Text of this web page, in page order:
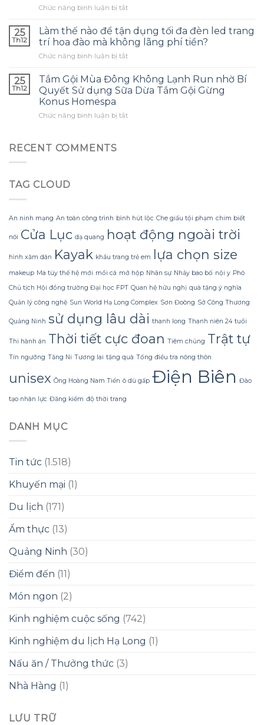
phù
và
tránh
những
sai
thường
gặp?
tràm
con
đây
là
tôi
ước
sớm
Chức năng bình luận bị tắtở
thế
nào
để
tạo
một
bông
lồ
hình
25
Th12
Làm thế nào để tận dụng tối đa đèn led trang
trí hoa đào mà không lãng phí tiền?
Chức năng bình luận bị tắtở
thế
nào
để
dụng
không
phí
25
Th12
Tắm Gội Mùa Đông Không Lạnh Run nhờ Bí
Quyết Sử dụng Sữa Dừa Tắm Gội Gừng
Konus Homespa
Chức năng bình luận bị tắtở
Quyết
dụng
Dừa
Gội
Gừng
Homespa
RECENT COMMENTS
TAG CLOUD
An ninh mạng An toàn công trình bình hút lộc Che giấu tội phạm chim biết
nói Cửa Lục dạ quang hoạt động ngoài trời
hình xăm dán Kayak khẩu trang trẻ em lựa chọn size
makeup Ma túy thế hệ mới mồi cá mở hộp Nhân sự Nhảy bao bố nội y Phó
Chủ tịch Hội đồng trường Đại học FPT Quan hệ hữu nghị quà tặng ý nghĩa
Quản lý công nghệ Sun World Hạ Long Complex Sơn Đoòng Sở Công Thương
Quảng Ninh sử dụng lâu dài thanh long Thanh niên 24 tuổi
Thi hành án Thời tiết cực đoan Tiêm chủng Trật tự
Tín ngưỡng Tăng Ni Tương lai tặng quà Tổng điều tra nông thôn
unisex Ông Hoàng Nam Tiến ô dù gấp Điện Biên Đào
tạo nhân lực Đăng kiểm độ thời trang
DANH MỤC
Tin tức (1.518)
Khuyến mại (1)
Du lịch (171)
Ẩm thực (13)
Quảng Ninh (30)
Điểm đến (11)
Món ngon (2)
Kinh nghiệm cuộc sống (742)
Kinh nghiệm du lịch Hạ Long (1)
Nấu ăn / Thưởng thức (3)
Nhà Hàng (1)
LƯU TRỮ